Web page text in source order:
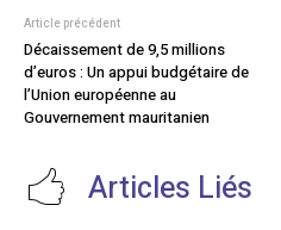
Article précédent
Décaissement de 9,5 millions
d’euros : Un appui budgétaire de
l’Union européenne au
Gouvernement mauritanien
Articles Liés